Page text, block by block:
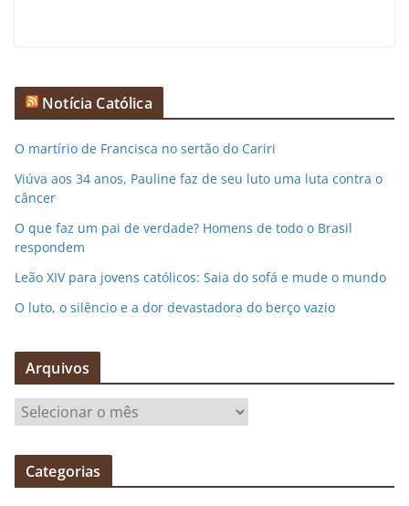
Notícia Católica
O martírio de Francisca no sertão do Cariri
Viúva aos 34 anos, Pauline faz de seu luto uma luta contra o
câncer
O que faz um pai de verdade? Homens de todo o Brasil
respondem
Leão XIV para jovens católicos: Saia do sofá e mude o mundo
O luto, o silêncio e a dor devastadora do berço vazio
Arquivos
q
Categorias